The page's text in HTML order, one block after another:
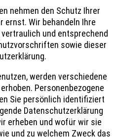
nehmen den Schutz Ihrer
ernst. Wir behandeln Ihre
und entsprechend
sowie dieser
werden verschiedene
Personenbezogene
Sie persönlich identifiziert
Datenschutzerklärung
erheben und wofür wir sie
und zu welchem Zweck das